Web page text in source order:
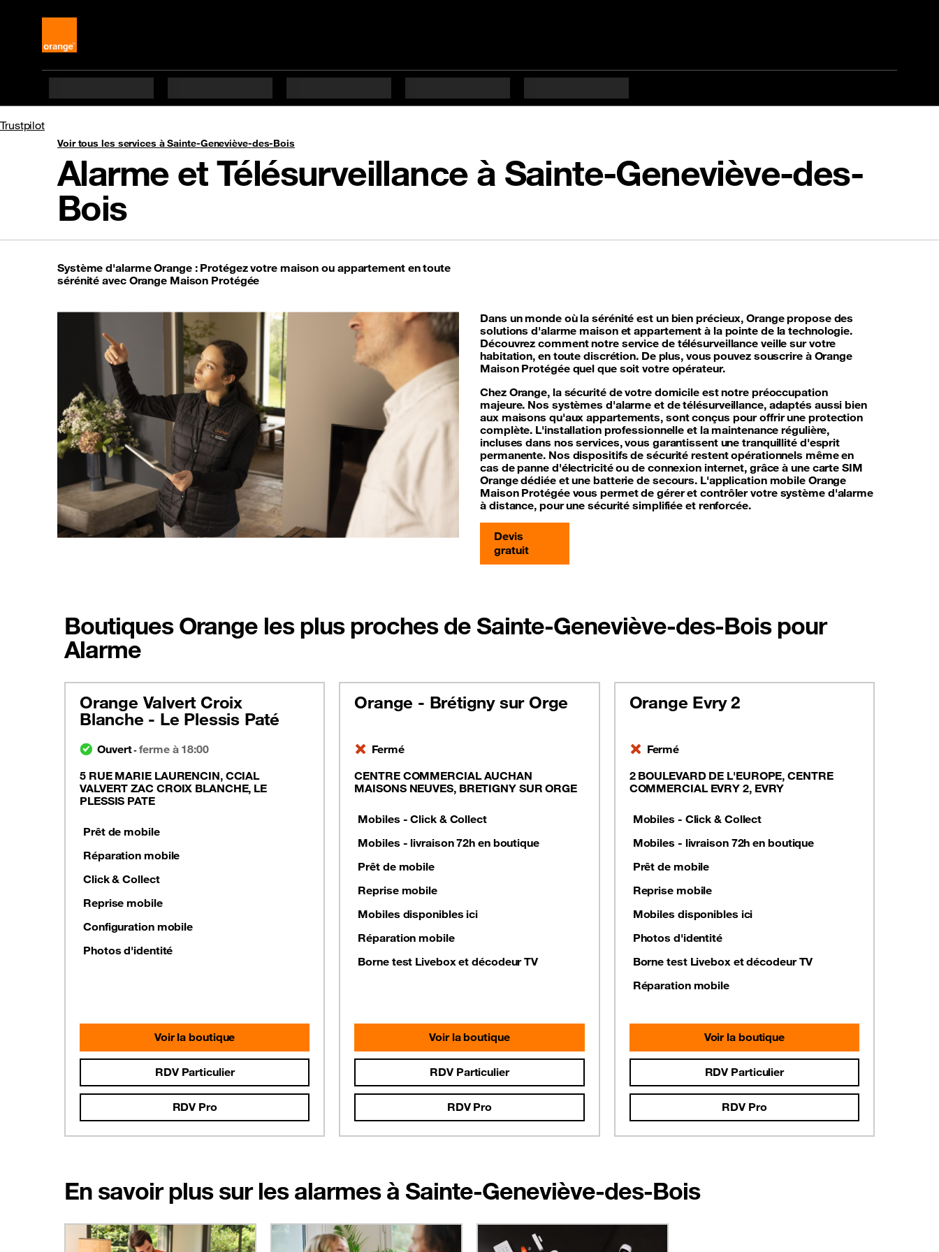
Trustpilot
Voir tous les services à Sainte-Geneviève-des-Bois
Alarme et Télésurveillance à Sainte-Geneviève-des-
Bois
Système d'alarme Orange : Protégez votre maison ou appartement en toute
sérénité avec Orange Maison Protégée
Dans un monde où la sérénité est un bien précieux, Orange propose des
solutions d'alarme maison et appartement à la pointe de la technologie.
Découvrez comment notre service de télésurveillance veille sur votre
habitation, en toute discrétion. De plus, vous pouvez souscrire à Orange
Maison Protégée quel que soit votre opérateur.
Chez Orange, la sécurité de votre domicile est notre préoccupation
majeure. Nos systèmes d'alarme et de télésurveillance, adaptés aussi bien
aux maisons qu'aux appartements, sont conçus pour offrir une protection
complète. L'installation professionnelle et la maintenance régulière,
incluses dans nos services, vous garantissent une tranquillité d'esprit
permanente. Nos dispositifs de sécurité restent opérationnels même en
cas de panne d'électricité ou de connexion internet, grâce à une carte SIM
Orange dédiée et une batterie de secours. L'application mobile Orange
Maison Protégée vous permet de gérer et contrôler votre système d'alarme
à distance, pour une sécurité simplifiée et renforcée.
Devis
gratuit
Boutiques Orange les plus proches de Sainte-Geneviève-des-Bois pour
Alarme
Orange Valvert Croix
Blanche - Le Plessis Paté
Ouvert-ferme à 18:00
5 RUE MARIE LAURENCIN, CCIAL
VALVERT ZAC CROIX BLANCHE, LE
PLESSIS PATE
Prêt de mobile
Réparation mobile
Click & Collect
Reprise mobile
Configuration mobile
Photos d'identité
Voir la boutique
RDV Particulier
RDV Pro
Orange - Brétigny sur Orge
Fermé
CENTRE COMMERCIAL AUCHAN
MAISONS NEUVES, BRETIGNY SUR ORGE
Mobiles - Click & Collect
Mobiles - livraison 72h en boutique
Prêt de mobile
Reprise mobile
Mobiles disponibles ici
Réparation mobile
Borne test Livebox et décodeur TV
Voir la boutique
RDV Particulier
RDV Pro
Orange Evry 2
Fermé
2 BOULEVARD DE L'EUROPE, CENTRE
COMMERCIAL EVRY 2, EVRY
Mobiles - Click & Collect
Mobiles - livraison 72h en boutique
Prêt de mobile
Reprise mobile
Mobiles disponibles ici
Photos d'identité
Borne test Livebox et décodeur TV
Réparation mobile
Voir la boutique
RDV Particulier
RDV Pro
En savoir plus sur les alarmes à Sainte-Geneviève-des-Bois